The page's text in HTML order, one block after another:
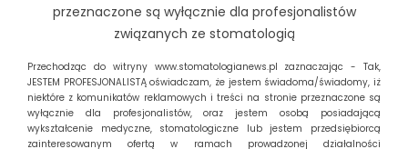
Zarządzaj zgodą
Aby zapewnić jak najlepsze wrażenia, korzystamy z technologii,
takich jak pliki cookie, do przechowywania i/lub uzyskiwania
przeznaczone są wyłącznie dla profesjonalistów
związanych ze stomatologią
Przechodząc do witryny www.stomatologianews.pl zaznaczając - Tak,
JESTEM PROFESJONALISTĄ oświadczam, że jestem świadoma/świadomy, iż
niektóre z komunikatów reklamowych i treści na stronie przeznaczone są
wyłącznie dla profesjonalistów, oraz jestem osobą posiadającą
wykształcenie medyczne, stomatologiczne lub jestem przedsiębiorcą
zainteresowanym ofertą w ramach prowadzonej działalności
przetargu na tzw. dentobusy; to ambitne zadanie –
poinformowało MZ, odnosząc się do...
Czytaj dalej
Szukaj